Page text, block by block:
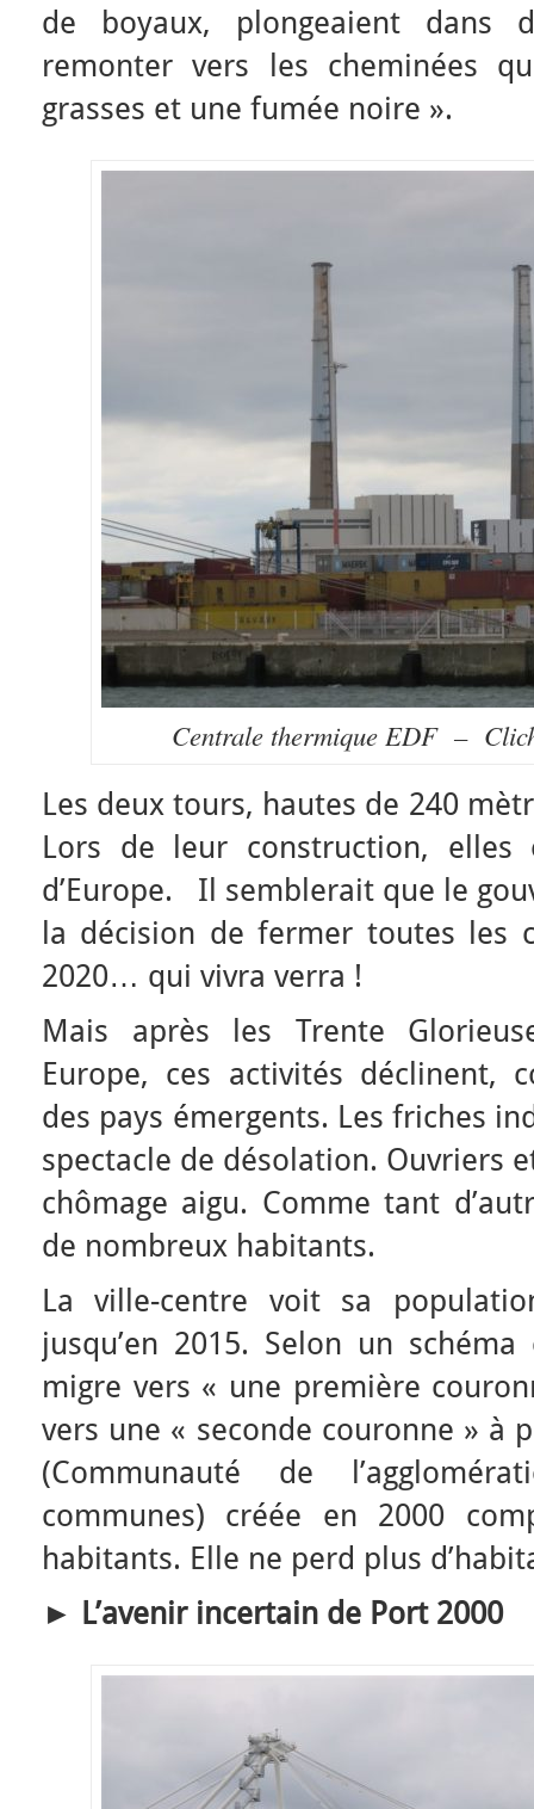
de boyaux, plongeaient dans
remonter vers les cheminées
grasses et une fumée noire ».
Centrale thermique EDF –
Les deux tours, hautes de 240
Lors de leur construction, elles
d’Europe. Il semblerait que le
la décision de fermer toutes les
2020… qui vivra verra !
Mais après les Trente
Europe, ces activités déclinent,
des pays émergents. Les friches
spectacle de désolation. Ouvriers
chômage aigu. Comme tant
de nombreux habitants.
La ville-centre voit sa
jusqu’en 2015. Selon un
migre vers « une première
vers une « seconde couronne » à
(Communauté de
communes) créée en 2000
habitants. Elle ne perd plus
► L’avenir incertain de Port 2000